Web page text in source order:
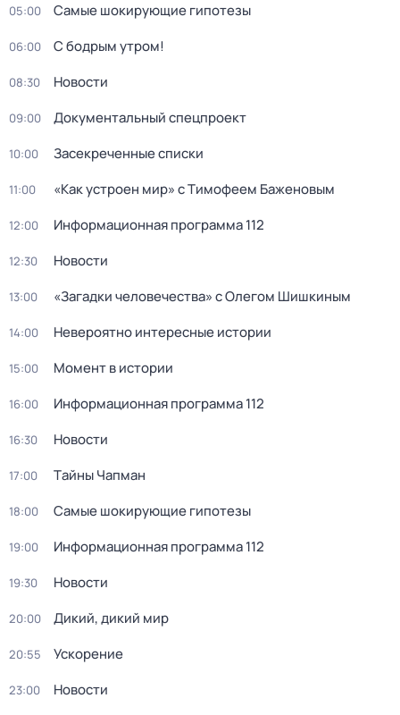
05:00 Самые шoкиpующие гипотезы
06:00 С бодрым утром!
08:30 Новости
09:00 Документальный спецпроект
10:00 Зaceкрeченные списки
11:00 «Как устроен мир» с Тимофеем Баженовым
12:00 Информационная программа 112
12:30 Новости
13:00 «Загадки человечества» с Олегом Шишкиным
14:00 Невероятно интересные истории
15:00 Момент в истории
16:00 Информационная программа 112
16:30 Новости
17:00 Тaйны Чапман
18:00 Самые шoкиpующие гипотезы
19:00 Информационная программа 112
19:30 Новости
20:00 Дикий, дикий мир
20:55 Ускорение
23:00 Новости